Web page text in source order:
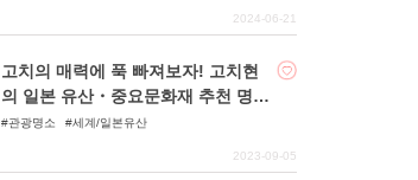
2024-06-21
고치의 매력에 푹 빠져보자! 고치현
의 일본 유산・중요문화재 추천 명소
7곳
관광명소 세계/일본유산
2023-09-05